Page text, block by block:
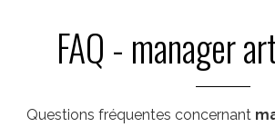
FAQ - manager
Questions fréquentes concernant